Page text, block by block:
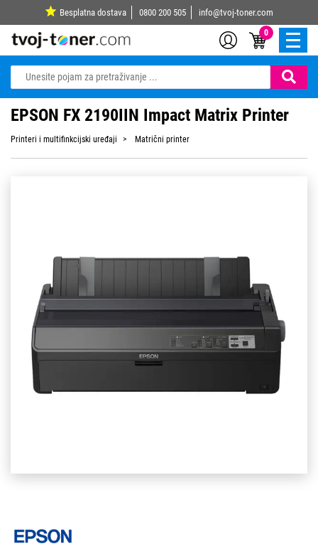
Besplatna dostava 0800 200 505 info@tvoj-toner.com
0
EPSON FX 2190IIN Impact Matrix Printer
Printeri i multifinkcijski uređaji Matrični printer